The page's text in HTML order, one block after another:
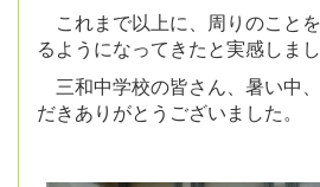
これまで以上に、周りのこと
るようになってきたと実感しまし
三和中学校の皆さん、暑い中
だきありがとうございました。